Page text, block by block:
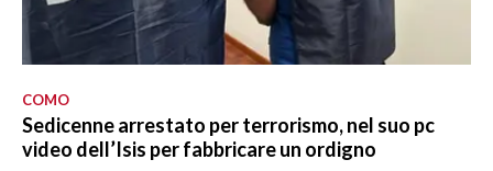
COMO
Sedicenne arrestato per terrorismo, nel suo pc
video dell’Isis per fabbricare un ordigno